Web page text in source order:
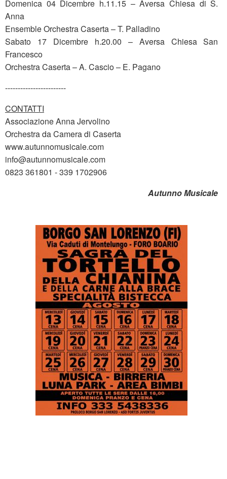
Domenica 04 Dicembre h.11.15 – Aversa Chiesa di S.
Anna
Ensemble Orchestra Caserta – T. Palladino
Sabato 17 Dicembre h.20.00 – Aversa Chiesa San
Francesco
Orchestra Caserta – A. Cascio – E. Pagano
------------------------
CONTATTI
Associazione Anna Jervolino
Orchestra da Camera di Caserta
www.autunnomusicale.com
info@autunnomusicale.com
0823 361801 - 339 1702906
Autunno Musicale